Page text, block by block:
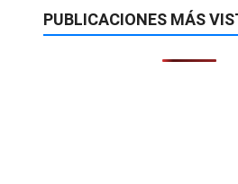
PUBLICACIONES MÁS